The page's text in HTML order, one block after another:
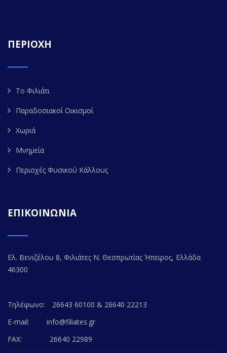
ΠΕΡΙΟΧΗ
Το Φιλιάτι
Παραδοσιακοί Οικισμοί
Χωριά
Μνημεία
Περιοχές Φυσικού Κάλλους
ΕΠΙΚΟΙΝΩΝΙΑ
Ελ. Βενιζέλου 8, Φιλιάτες Ν. Θεσπρωτίας Ήπειρος, Ελλάδα
46300
Τηλέφωνο:
26643 60100 & 26640 22213
E-mail:
info@filiates.gr
FAX:
26640 22989